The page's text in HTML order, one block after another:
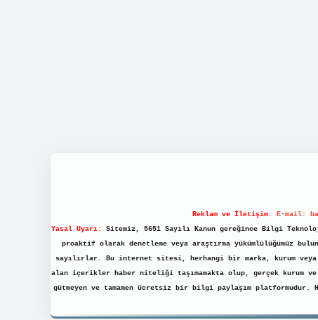
Reklam ve İletişim: E-mail:
Yasal Uyarı:
Sitemiz, 5651 Sayılı Kanun gereğince Bilgi
proaktif olarak denetleme veya araştırma yükümlülüğümüz
sayılırlar. Bu internet sitesi, herhangi bir marka, kurum veya
alan içerikler haber niteliği taşımamakta olup, gerçek kurum
gütmeyen ve tamamen ücretsiz bir bilgi paylaşım platformudur.